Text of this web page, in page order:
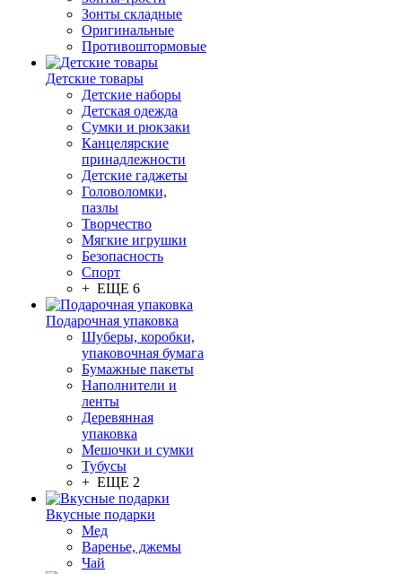
Зонты складные
Оригинальные
Противоштормовые
Детские товары
Детские наборы
Детская одежда
Сумки и рюкзаки
Канцелярские
принадлежности
Детские гаджеты
Головоломки,
пазлы
Творчество
Мягкие игрушки
Безопасность
Спорт
+ ЕЩЕ 6
Подарочная упаковка
Шуберы, коробки,
упаковочная бумага
Бумажные пакеты
Наполнители и
ленты
Деревянная
упаковка
Мешочки и сумки
Тубусы
+ ЕЩЕ 2
Вкусные подарки
Мед
Варенье, джемы
Чай